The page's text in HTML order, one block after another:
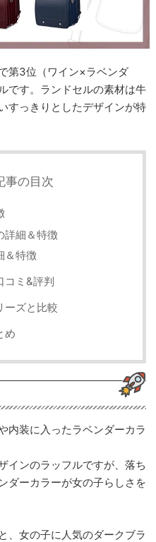
第3位（ワイン×ラベンダ
です。ランドセルの素材は牛
すっきりとしたデザインが特
事の目次
詳細＆特徴
＆特徴
ミ&評判
ーズと比較
め
内装に入ったラベンダーカラ
インのラッフルですが、落ち
ダーカラーが女の子らしさを
、女の子に人気のダークブラ